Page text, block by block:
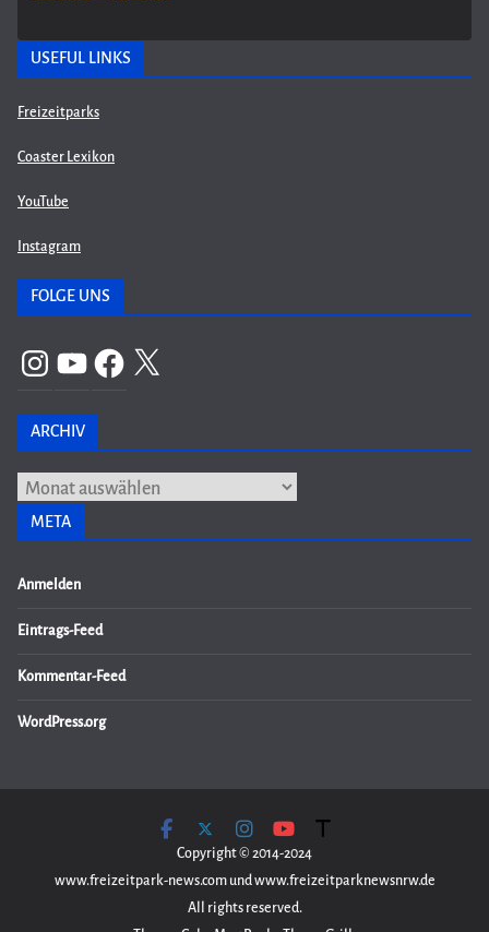
USEFUL LINKS
Freizeitparks
Coaster Lexikon
YouTube
Instagram
FOLGE UNS
InstagramYouTubeFacebook
X
ARCHIV
Archiv
META
Anmelden
Eintrags-Feed
Kommentar-Feed
WordPress.org
Copyright © 2014-2024
www.freizeitpark-news.com und www.freizeitparknewsnrw.de
All rights reserved.